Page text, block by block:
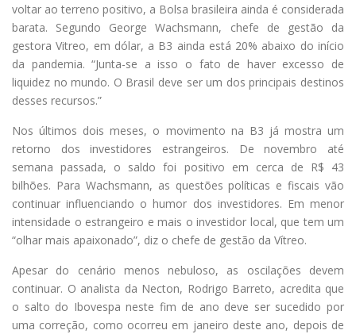
voltar ao terreno positivo, a Bolsa brasileira ainda é considerada
barata. Segundo George Wachsmann, chefe de gestão da
gestora Vitreo, em dólar, a B3 ainda está 20% abaixo do início
da pandemia. “Junta-se a isso o fato de haver excesso de
liquidez no mundo. O Brasil deve ser um dos principais destinos
desses recursos.”
Nos últimos dois meses, o movimento na B3 já mostra um
retorno dos investidores estrangeiros. De novembro até
semana passada, o saldo foi positivo em cerca de R$ 43
bilhões. Para Wachsmann, as questões políticas e fiscais vão
continuar influenciando o humor dos investidores. Em menor
intensidade o estrangeiro e mais o investidor local, que tem um
“olhar mais apaixonado”, diz o chefe de gestão da Vítreo.
Apesar do cenário menos nebuloso, as oscilações devem
continuar. O analista da Necton, Rodrigo Barreto, acredita que
o salto do Ibovespa neste fim de ano deve ser sucedido por
uma correção, como ocorreu em janeiro deste ano, depois de